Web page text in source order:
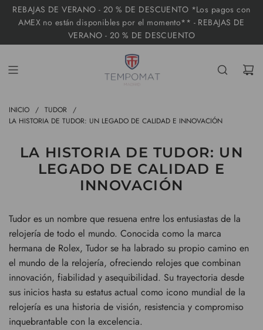
REBAJAS DE VERANO - 20 % DE DESCUENTO *Los pagos con
AMEX no están disponibles por el momento** - REBAJAS DE
VERANO - 20 % DE DESCUENTO
INICIO / TUDOR /
LA HISTORIA DE TUDOR: UN LEGADO DE CALIDAD E INNOVACIÓN
LA HISTORIA DE TUDOR: UN
LEGADO DE CALIDAD E
INNOVACIÓN
Tudor es un nombre que resuena entre los entusiastas de la
relojería de todo el mundo. Conocida como la marca
hermana de Rolex, Tudor se ha labrado su propio camino en
el mundo de la relojería, ofreciendo relojes que combinan
innovación, fiabilidad y asequibilidad. Su trayectoria desde
sus inicios hasta su estatus actual como icono mundial de la
relojería es una historia de visión, resistencia y compromiso
inquebrantable con la excelencia.